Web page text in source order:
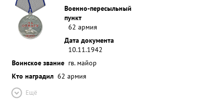
Военно-пересыльный
пункт
62 армия
Дата документа
10.11.1942
Воинское звание гв. майор
Кто наградил 62 армия
Ещё